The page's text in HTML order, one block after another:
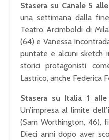
Stasera su Canale 5
una settimana dalla
Teatro Arcimboldi di
(64) e Vanessa
puntate e alcuni sketch
storici protagonisti,
Lastrico, anche Federica
Stasera su Italia 1
Un’impresa al limite
(Sam Worthington, 46),
Dieci anni dopo aver